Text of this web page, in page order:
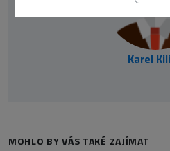
Karel
MOHLO BY VÁS TAKÉ ZAJÍMAT